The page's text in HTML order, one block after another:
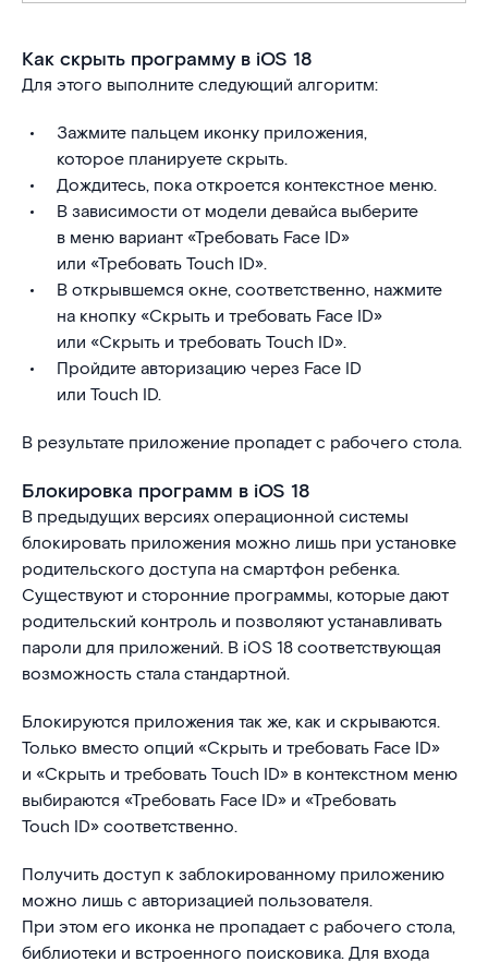
Как скрыть программу в iOS 18
Для этого выполните следующий алгоритм:
Зажмите пальцем иконку приложения,
которое планируете скрыть.
Дождитесь, пока откроется контекстное меню.
В зависимости от модели девайса выберите
в меню вариант «Требовать Face ID»
или «Требовать Touch ID».
В открывшемся окне, соответственно, нажмите
на кнопку «Скрыть и требовать Face ID»
или «Скрыть и требовать Touch ID».
Пройдите авторизацию через Face ID
или Touch ID.
В результате приложение пропадет с рабочего стола.
Блокировка программ в iOS 18
В предыдущих версиях операционной системы
блокировать приложения можно лишь при установке
родительского доступа на смартфон ребенка.
Существуют и сторонние программы, которые дают
родительский контроль и позволяют устанавливать
пароли для приложений. В iOS 18 соответствующая
возможность стала стандартной.
Блокируются приложения так же, как и скрываются.
Только вместо опций «Скрыть и требовать Face ID»
и «Скрыть и требовать Touch ID» в контекстном меню
выбираются «Требовать Face ID» и «Требовать
Touch ID» соответственно.
Получить доступ к заблокированному приложению
можно лишь с авторизацией пользователя.
При этом его иконка не пропадает с рабочего стола,
библиотеки и встроенного поисковика. Для входа